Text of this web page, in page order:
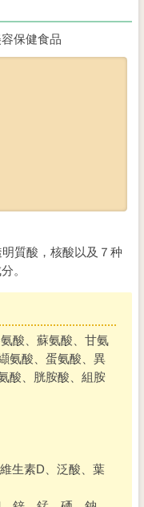
保健食品
質酸，核酸以及７种
。
酸、蘇氨酸、甘氨
氨酸、蛋氨酸、異
酸、胱胺酸、組胺
生素D、泛酸、葉